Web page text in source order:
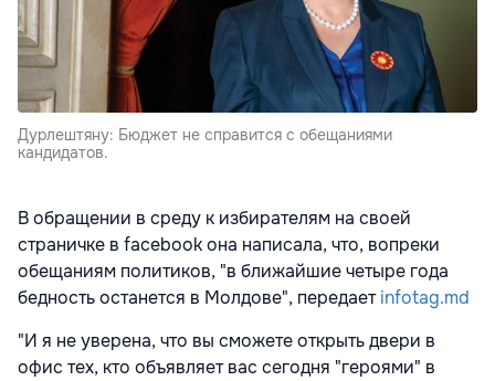
Дурлештяну: Бюджет не справится с обещаниями
кандидатов.
В обращении в среду к избирателям на своей
страничке в facebook она написала, что, вопреки
обещаниям политиков, "в ближайшие четыре года
бедность останется в Молдове", передаетinfotag.md
"И я не уверена, что вы сможете открыть двери в
офис тех, кто объявляет вас сегодня "героями" в